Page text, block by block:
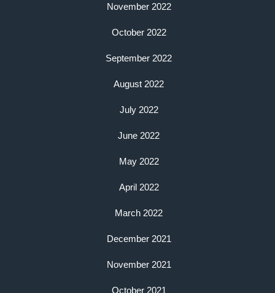
November 2022
October 2022
September 2022
August 2022
July 2022
June 2022
May 2022
April 2022
March 2022
December 2021
November 2021
October 2021